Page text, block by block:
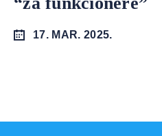
17. MAR. 2025.